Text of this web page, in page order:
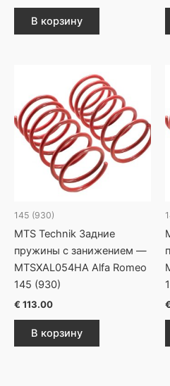
В корзину
145 (930)
MTS Technik Задние
пружины с занижением —
MTSXAL054HA Alfa Romeo
145 (930)
€ 113.00
В корзину
€